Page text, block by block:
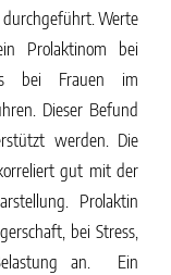
durchgeführt. Werte
Prolaktinom bei
bei Frauen im
Dieser Befund
werden. Die
gut mit der
Prolaktin
bei Stress,
an. Ein